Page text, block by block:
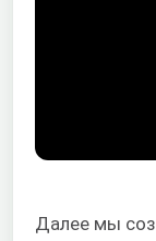
Далее мы